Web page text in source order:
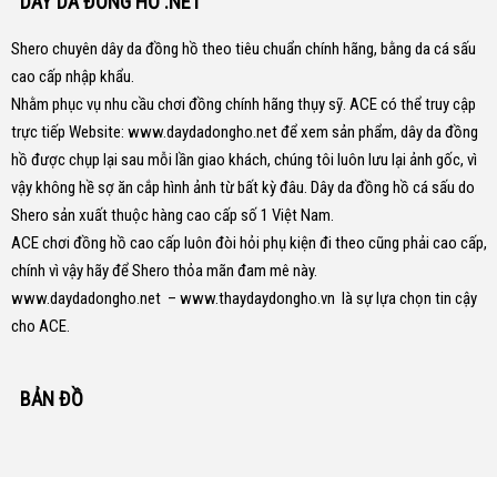
Shero chuyên dây da đồng hồ theo tiêu chuẩn chính hãng, bằng da cá sấu
cao cấp nhập khẩu.
Nhằm phục vụ nhu cầu chơi đồng chính hãng thụy sỹ. ACE có thể truy cập
trực tiếp Website: www.daydadongho.netđể xem sản phẩm, dây da đồng
hồ được chụp lại sau mỗi lần giao khách, chúng tôi luôn lưu lại ảnh gốc, vì
vậy không hề sợ ăn cắp hình ảnh từ bất kỳ đâu. Dây da đồng hồ cá sấu do
Shero sản xuất thuộc hàng cao cấp số 1 Việt Nam.
ACE chơi đồng hồ cao cấp luôn đòi hỏi phụ kiện đi theo cũng phải cao cấp,
chính vì vậy hãy để Shero thỏa mãn đam mê này.
www.daydadongho.net – www.thaydaydongho.vn là sự lựa chọn tin cậy
cho ACE.
BẢN ĐỒ